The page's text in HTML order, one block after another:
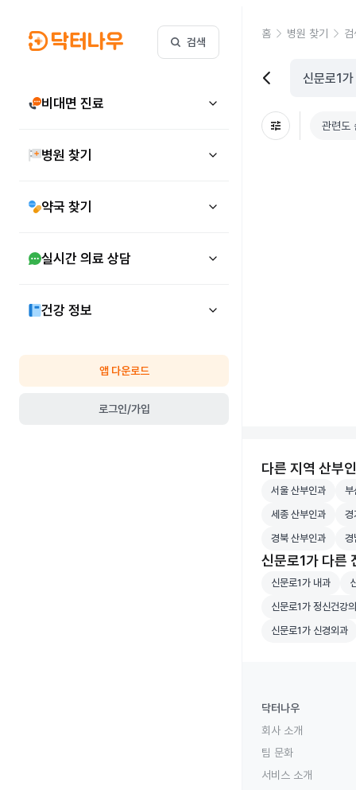
검색
비대면 진료
병원 찾기
약국 찾기
실시간 의료 상담
건강 정보
앱 다운로드
로그인/가입
홈 병원 찾기
관련도
다른 지역 산부
서울 산부인과 병
서울 산부인과 부
부
세종 산부인과 병
세종 산부인과 경
경
경북 산부인과 병
경북 산부인과 경
경
신문로1가 다른
신문로1가 내과 병
신문로1가 내과
신문로1가 정신건
신문로1가 정신건강
신문로1가 신경외
신문로1가 신경외과
닥터나우
회사 소개
팀 문화
서비스 소개